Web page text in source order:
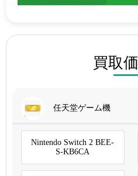
買取
任天堂ゲーム機
Nintendo Switch 2 BEE-
S-KB6CA